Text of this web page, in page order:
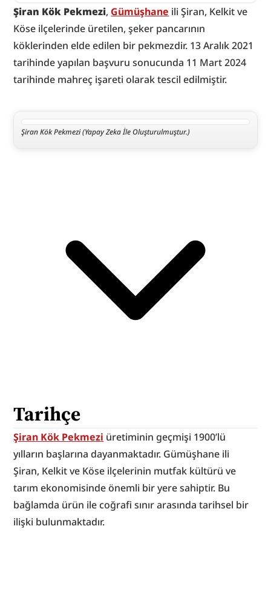
Şiran Kök Pekmezi, Gümüşhane ili Şiran, Kelkit ve
Köse ilçelerinde üretilen, şeker pancarının
köklerinden elde edilen bir pekmezdir. 13 Aralık 2021
tarihinde yapılan başvuru sonucunda 11 Mart 2024
tarihinde mahreç işareti olarak tescil edilmiştir.
Şiran Kök Pekmezi (Yapay Zeka İle Oluşturulmuştur.)
Tarihçe
Şiran Kök Pekmezi üretiminin geçmişi 1900’lü
yılların başlarına dayanmaktadır. Gümüşhane ili
Şiran, Kelkit ve Köse ilçelerinin mutfak kültürü ve
tarım ekonomisinde önemli bir yere sahiptir. Bu
bağlamda ürün ile coğrafi sınır arasında tarihsel bir
ilişki bulunmaktadır.